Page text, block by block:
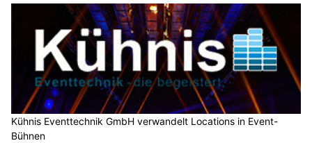
Kühnis Eventtechnik GmbH verwandelt Locations in Event-
Bühnen